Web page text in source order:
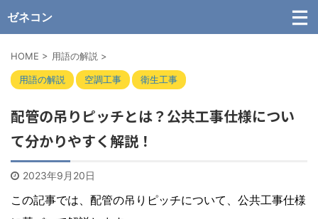
ゼネコン
HOME > 用語の解説 >
用語の解説 空調工事 衛生工事
配管の吊りピッチとは？公共工事仕様につい
て分かりやすく解説！
2023年9月20日
この記事では、配管の吊りピッチについて、公共工事仕様